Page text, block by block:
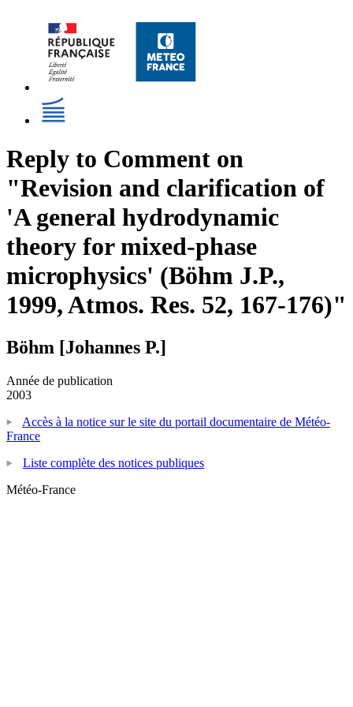
Reply to Comment on
"Revision and clarification of
'A general hydrodynamic
theory for mixed-phase
microphysics' (Böhm J.P.,
1999, Atmos. Res. 52, 167-176)"
Böhm [Johannes P.]
Année de publication
2003
Accès à la notice sur le site du portail documentaire de Météo-
France
Liste complète des notices publiques
Météo-France